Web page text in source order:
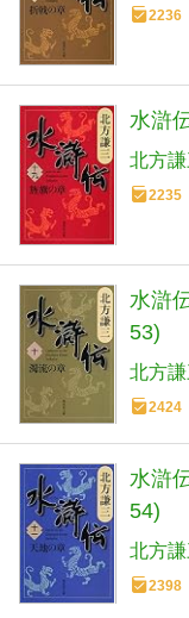
2236
水滸
北方
2235
水滸
53)
北方
2424
水滸
54)
北方
2398